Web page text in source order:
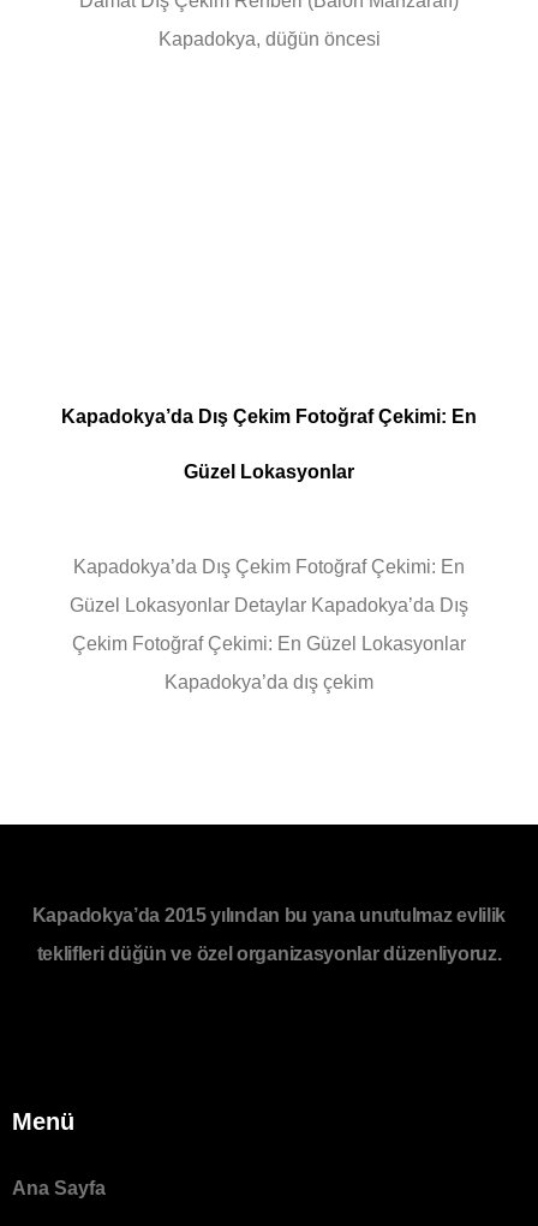
Kapadokya, düğün öncesi
Kapadokya’da Dış Çekim Fotoğraf Çekimi: En
Güzel Lokasyonlar
Kapadokya’da Dış Çekim Fotoğraf Çekimi: En
Güzel Lokasyonlar Detaylar Kapadokya’da Dış
Çekim Fotoğraf Çekimi: En Güzel Lokasyonlar
Kapadokya’da dış çekim
Kapadokya’da 2015 yılından bu yana unutulmaz evlilik
teklifleri düğün ve özel organizasyonlar düzenliyoruz.
Menü
Ana Sayfa